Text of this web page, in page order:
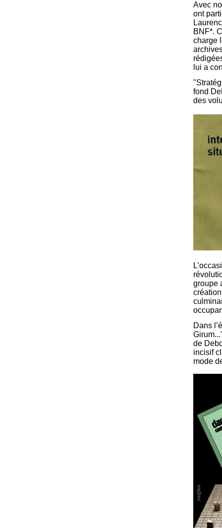
Avec
ont
BNF*.
charge
lui a
fond
des
groupe
Dans
de
incisif
mode